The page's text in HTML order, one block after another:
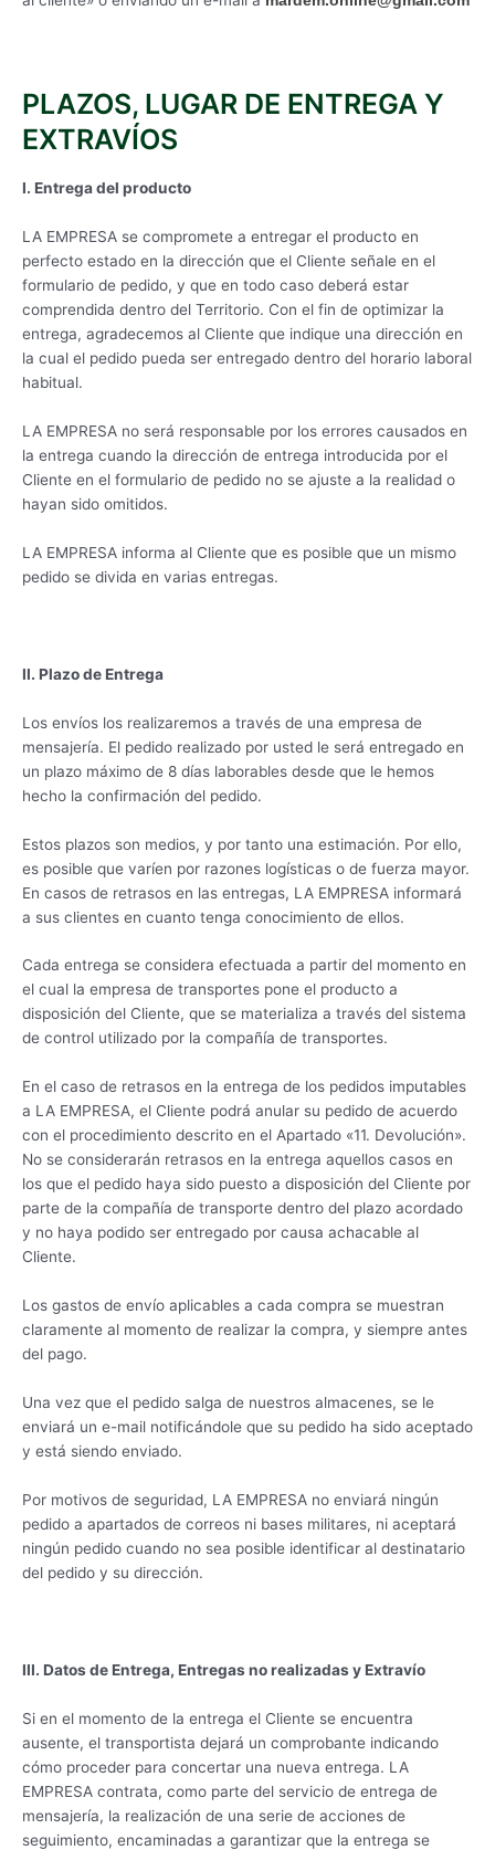
PLAZOS, LUGAR DE ENTREGA Y
EXTRAVÍOS
I. Entrega del producto
LA EMPRESA se compromete a entregar el producto en
perfecto estado en la dirección que el Cliente señale en el
formulario de pedido, y que en todo caso deberá estar
comprendida dentro del Territorio. Con el fin de optimizar la
entrega, agradecemos al Cliente que indique una dirección en
la cual el pedido pueda ser entregado dentro del horario laboral
habitual.
LA EMPRESA no será responsable por los errores causados en
la entrega cuando la dirección de entrega introducida por el
Cliente en el formulario de pedido no se ajuste a la realidad o
hayan sido omitidos.
LA EMPRESA informa al Cliente que es posible que un mismo
pedido se divida en varias entregas.
II. Plazo de Entrega
Los envíos los realizaremos a través de una empresa de
mensajería. El pedido realizado por usted le será entregado en
un plazo máximo de 8 días laborables desde que le hemos
hecho la confirmación del pedido.
Estos plazos son medios, y por tanto una estimación. Por ello,
es posible que varíen por razones logísticas o de fuerza mayor.
En casos de retrasos en las entregas, LA EMPRESA informará
a sus clientes en cuanto tenga conocimiento de ellos.
Cada entrega se considera efectuada a partir del momento en
el cual la empresa de transportes pone el producto a
disposición del Cliente, que se materializa a través del sistema
de control utilizado por la compañía de transportes.
En el caso de retrasos en la entrega de los pedidos imputables
a LA EMPRESA, el Cliente podrá anular su pedido de acuerdo
con el procedimiento descrito en el Apartado «11. Devolución».
No se considerarán retrasos en la entrega aquellos casos en
los que el pedido haya sido puesto a disposición del Cliente por
parte de la compañía de transporte dentro del plazo acordado
y no haya podido ser entregado por causa achacable al
Cliente.
Los gastos de envío aplicables a cada compra se muestran
claramente al momento de realizar la compra, y siempre antes
del pago.
Una vez que el pedido salga de nuestros almacenes, se le
enviará un e-mail notificándole que su pedido ha sido aceptado
y está siendo enviado.
Por motivos de seguridad, LA EMPRESA no enviará ningún
pedido a apartados de correos ni bases militares, ni aceptará
ningún pedido cuando no sea posible identificar al destinatario
del pedido y su dirección.
III. Datos de Entrega, Entregas no realizadas y Extravío
Si en el momento de la entrega el Cliente se encuentra
ausente, el transportista dejará un comprobante indicando
cómo proceder para concertar una nueva entrega. LA
EMPRESA contrata, como parte del servicio de entrega de
mensajería, la realización de una serie de acciones de
seguimiento, encaminadas a garantizar que la entrega se